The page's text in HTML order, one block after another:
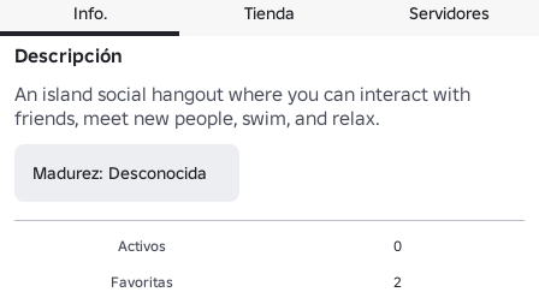
Info. Tienda Servidores
Descripción
An island social hangout where you can interact with
friends, meet new people, swim, and relax.
Madurez: Desconocida
Activos
0
Favoritas
2